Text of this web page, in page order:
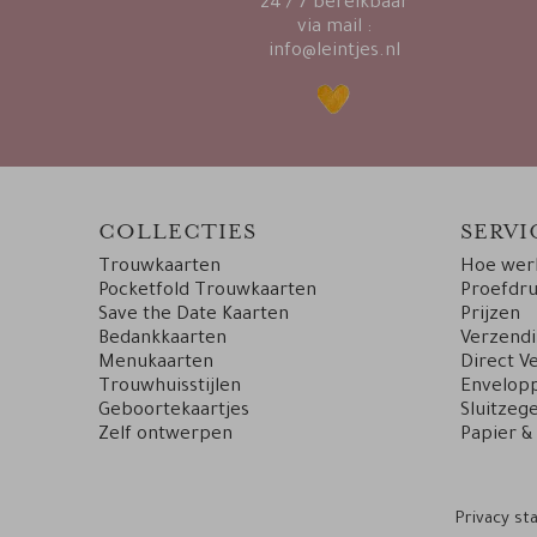
24 / 7 bereikbaar
via mail :
info@leintjes.nl
COLLECTIES
Trouwkaarten
Pocketfold Trouwkaarten
Save the Date Kaarten
Bedankkaarten
Menukaarten
Trouwhuisstijlen
Geboortekaartjes
Zelf ontwerpen
Hoe
Prijzen
Direct
Papier
Privacy